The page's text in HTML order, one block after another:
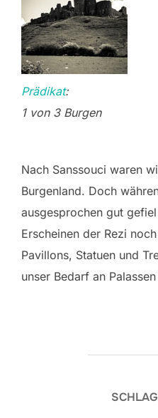
Prädikat:
1 von 3 Burgen
Nach Sanssouci waren
Burgenland. Doch
ausgesprochen gut
Erscheinen der Rezi
Pavillons, Statuen und
unser Bedarf an